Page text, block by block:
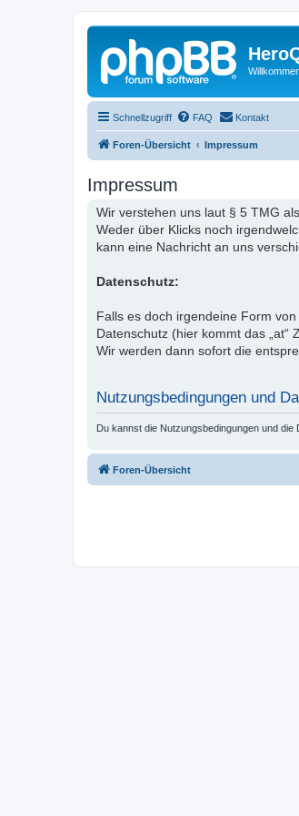
Schnellzugriff FAQ Kontakt
Foren-Übersicht Impressum
Impressum
Wir verstehen uns laut § 5 TMG
Weder über Klicks noch
kann eine Nachricht an uns
Datenschutz:
Falls es doch irgendeine Form
Datenschutz (hier kommt das „at“
Wir werden dann sofort die
Nutzungsbedingungen und
Du kannst die Nutzungsbedingungen und
Foren-Übersicht